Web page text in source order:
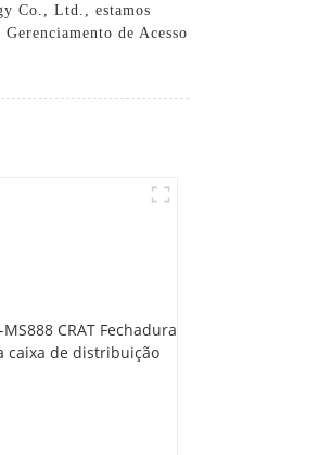
Co., Ltd., estamos
de Acesso